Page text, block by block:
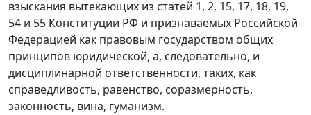
взыскания вытекающих из статей 1, 2, 15, 17, 18, 19,
54 и 55 Конституции РФ и признаваемых Российской
Федерацией как правовым государством общих
принципов юридической, а, следовательно, и
дисциплинарной ответственности, таких, как
справедливость, равенство, соразмерность,
законность, вина, гуманизм.